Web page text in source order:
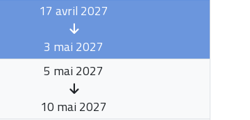
17 avril 2027
3 mai 2027
5 mai 2027
10 mai 2027